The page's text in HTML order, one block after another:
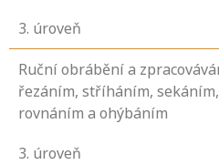
3. úroveň
Ruční obrábění a
řezáním, stříháním,
rovnáním a ohýbáním
3. úroveň